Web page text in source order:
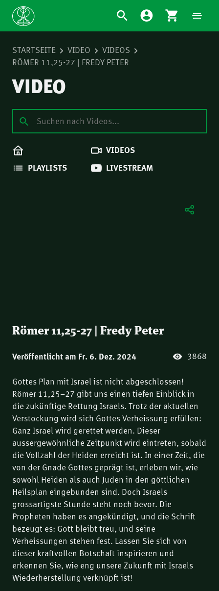
STARTSEITE VIDEO
VIDEOS
RÖMER 11,25-27 | FREDY PETER
VIDEO
VIDEOS
PLAYLISTS
LIVESTREAM
Römer 11,25-27 | Fredy Peter
Veröffentlicht am Fr. 6. Dez. 2024 3868
Gottes Plan mit Israel ist nicht abgeschlossen!
Römer 11,25–27 gibt uns einen tiefen Einblick in
die zukünftige Rettung Israels. Trotz der aktuellen
Verstockung wird sich Gottes Verheissung erfüllen:
Ganz Israel wird gerettet werden. Dieser
aussergewöhnliche Zeitpunkt wird eintreten, sobald
die Vollzahl der Heiden erreicht ist. In einer Zeit, die
von der Gnade Gottes geprägt ist, erleben wir, wie
sowohl Heiden als auch Juden in den göttlichen
Heilsplan eingebunden sind. Doch Israels
grossartigste Stunde steht noch bevor. Die
Propheten haben es angekündigt, und die Schrift
bezeugt es: Gott bleibt treu, und seine
Verheissungen stehen fest. Lassen Sie sich von
dieser kraftvollen Botschaft inspirieren und
erkennen Sie, wie eng unsere Zukunft mit Israels
Wiederherstellung verknüpft ist!